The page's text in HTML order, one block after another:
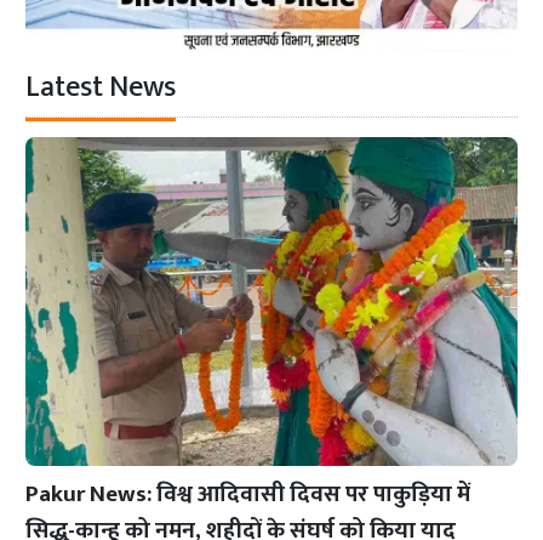
Latest News
Pakur News: विश्व आदिवासी दिवस पर पाकुड़िया में
सिद्धू-कान्हू को नमन, शहीदों के संघर्ष को किया याद